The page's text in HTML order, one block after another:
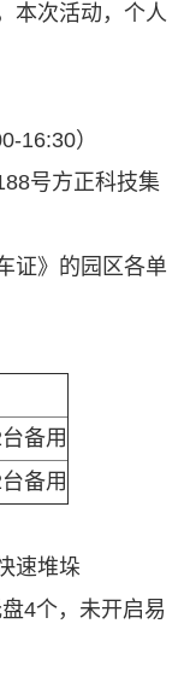
本次活动，个人
16:30）
号方正科技集
证》的园区各单
备用
备用
速堆垛
4个，未开启易